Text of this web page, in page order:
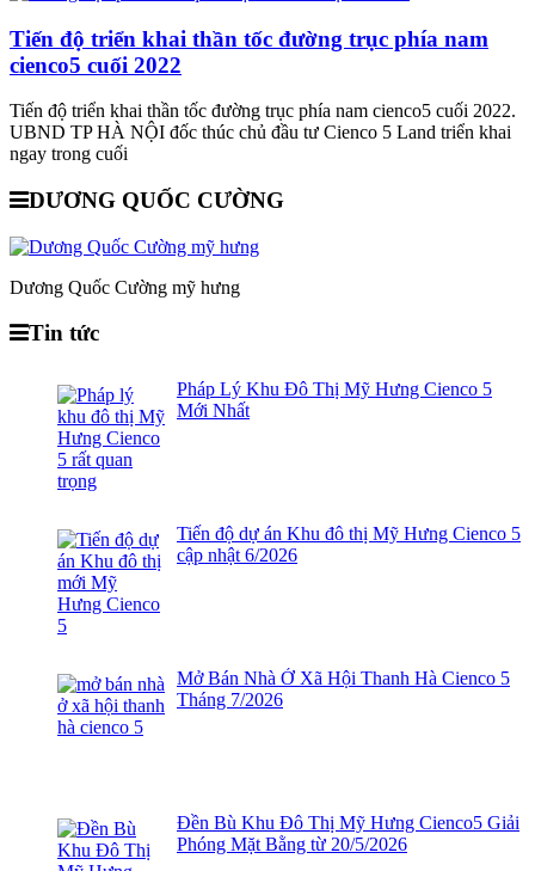
Tiến độ triển khai thần tốc đường trục phía nam
cienco5 cuối 2022
Tiến độ triển khai thần tốc đường trục phía nam cienco5 cuối 2022.
UBND TP HÀ NỘI đốc thúc chủ đầu tư Cienco 5 Land triển khai
ngay trong cuối
DƯƠNG QUỐC CƯỜNG
Dương Quốc Cường mỹ hưng
Tin tức
Pháp Lý Khu Đô Thị Mỹ Hưng Cienco 5
Mới Nhất
Tiến độ dự án Khu đô thị Mỹ Hưng Cienco 5
cập nhật 6/2026
Mở Bán Nhà Ở Xã Hội Thanh Hà Cienco 5
Tháng 7/2026
Đền Bù Khu Đô Thị Mỹ Hưng Cienco5 Giải
Phóng Mặt Bằng từ 20/5/2026